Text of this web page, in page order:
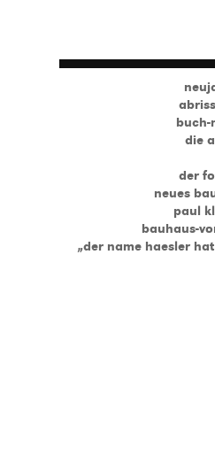
buch-
die
der
neues
paul
bauhaus-
„der name haesler